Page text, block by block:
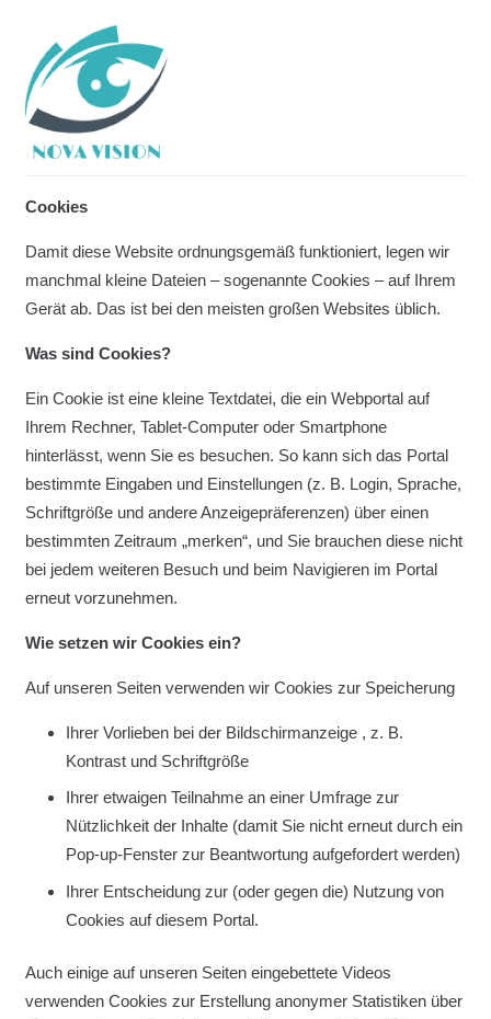
Cookies
Damit diese Website ordnungsgemäß funktioniert, legen wir
manchmal kleine Dateien – sogenannte Cookies – auf Ihrem
Gerät ab. Das ist bei den meisten großen Websites üblich.
Was sind Cookies?
Ein Cookie ist eine kleine Textdatei, die ein Webportal auf
Ihrem Rechner, Tablet-Computer oder Smartphone
hinterlässt, wenn Sie es besuchen. So kann sich das Portal
bestimmte Eingaben und Einstellungen (z. B. Login, Sprache,
Schriftgröße und andere Anzeigepräferenzen) über einen
bestimmten Zeitraum „merken“, und Sie brauchen diese nicht
bei jedem weiteren Besuch und beim Navigieren im Portal
erneut vorzunehmen.
Wie setzen wir Cookies ein?
Auf unseren Seiten verwenden wir Cookies zur Speicherung
Ihrer Vorlieben bei der Bildschirmanzeige , z. B.
Kontrast und Schriftgröße
Ihrer etwaigen Teilnahme an einer Umfrage zur
Nützlichkeit der Inhalte (damit Sie nicht erneut durch ein
Pop-up-Fenster zur Beantwortung aufgefordert werden)
Ihrer Entscheidung zur (oder gegen die) Nutzung von
Cookies auf diesem Portal.
Auch einige auf unseren Seiten eingebettete Videos
verwenden Cookies zur Erstellung anonymer Statistiken über